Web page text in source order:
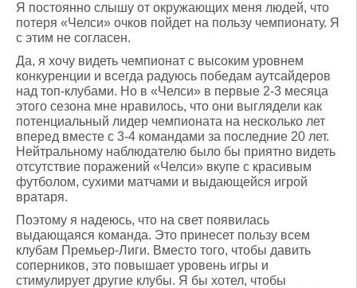
Я постоянно слышу от окружающих меня людей, что
потеря «Челси» очков пойдет на пользу чемпионату. Я
с этим не согласен.
Да, я хочу видеть чемпионат с высоким уровнем
конкуренции и всегда радуюсь победам аутсайдеров
над топ-клубами. Но в «Челси» в первые 2-3 месяца
этого сезона мне нравилось, что они выглядели как
потенциальный лидер чемпионата на несколько лет
вперед вместе с 3-4 командами за последние 20 лет.
Нейтральному наблюдателю было бы приятно видеть
отсутствие поражений «Челси» вкупе с красивым
футболом, сухими матчами и выдающейся игрой
вратаря.
Поэтому я надеюсь, что на свет появилась
выдающаяся команда. Это принесет пользу всем
клубам Премьер-Лиги. Вместо того, чтобы давить
соперников, это повышает уровень игры и
стимулирует другие клубы. Я бы хотел, чтобы